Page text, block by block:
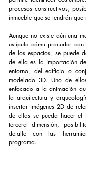
procesos constructivos,
inmueble que se tendrán
Aunque no existe aún una
estipule cómo proceder
de los espacios, se puede
de ella es la importación
entorno, del edificio o
modelado 3D. Uno de
enfocado a la animación
la arquitectura y
insertar imágenes 2D de
de ellas se pueda hacer el
tercera dimensión,
detalle con las
programa.